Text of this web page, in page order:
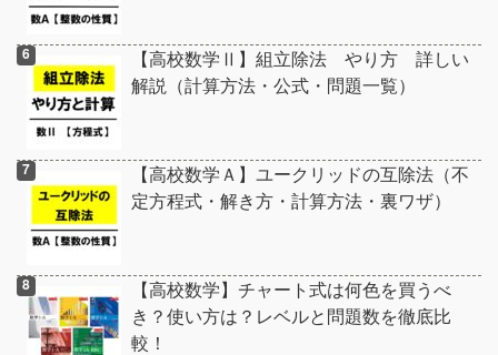
【高校数学Ⅱ】組立除法 やり方 詳しい
解説（計算方法・公式・問題一覧）
【高校数学Ａ】ユークリッドの互除法（不
定方程式・解き方・計算方法・裏ワザ）
【高校数学】チャート式は何色を買うべ
き？使い方は？レベルと問題数を徹底比
較！